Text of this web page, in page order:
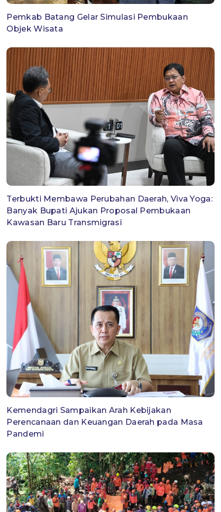
Pemkab Batang Gelar Simulasi Pembukaan
Objek Wisata
Terbukti Membawa Perubahan Daerah, Viva Yoga:
Banyak Bupati Ajukan Proposal Pembukaan
Kawasan Baru Transmigrasi
Kemendagri Sampaikan Arah Kebijakan
Perencanaan dan Keuangan Daerah pada Masa
Pandemi